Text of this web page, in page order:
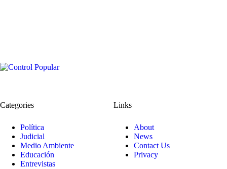
Categories
Política
Judicial
Medio Ambiente
Educación
Entrevistas
Links
About
News
Contact Us
Privacy